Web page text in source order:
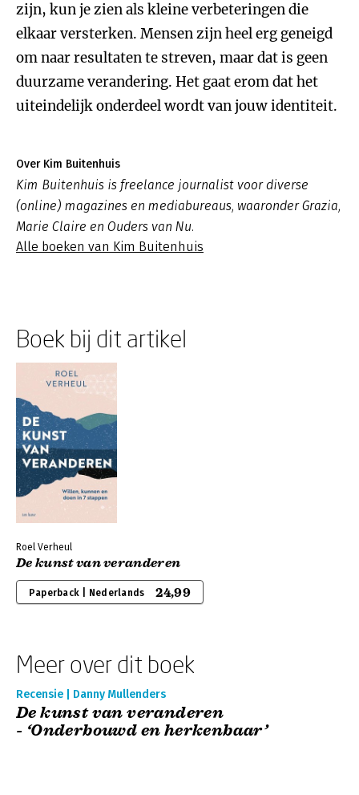
zijn, kun je zien als kleine verbeteringen die
elkaar versterken. Mensen zijn heel erg geneigd
om naar resultaten te streven, maar dat is geen
duurzame verandering. Het gaat erom dat het
uiteindelijk onderdeel wordt van jouw identiteit.
Over Kim Buitenhuis
Kim Buitenhuis is freelance journalist voor diverse
(online) magazines en mediabureaus, waaronderGrazia,
Marie Claire en Ouders van Nu.
Alle boeken van Kim Buitenhuis
Boek bij dit artikel
Roel Verheul
De kunst van veranderen
Paperback | Nederlands 24,99
Meer over dit boek
Recensie | Danny Mullenders
De kunst van veranderen
- ‘Onderbouwd en herkenbaar’